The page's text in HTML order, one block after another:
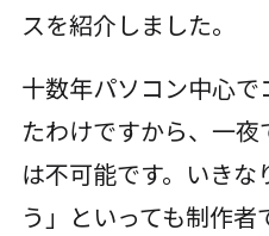
スを紹介しました。
十数年パソコン中心
たわけですから、一
は不可能です。いきな
う」といっても制作者